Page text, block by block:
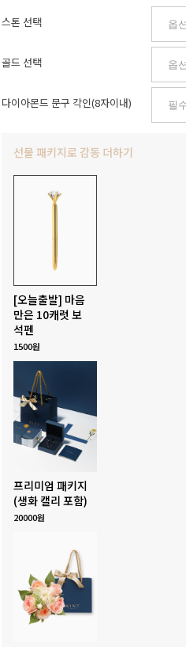
스톤 선택
골드 선택
다이아몬드 문구 각인(8자이내)
선물 패키지로 감동 더하기
[오늘출발] 마음
만은 10캐럿 보
석펜
1500원
프리미엄 패키지
(생화 캘리 포함)
20000원